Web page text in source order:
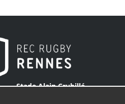
Stade Alain Crubillé